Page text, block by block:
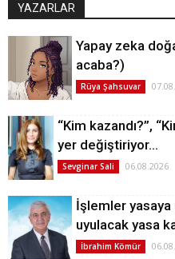
YAZARLAR
Yapay zeka
acaba?)
Rüya Şahsuvar
“Kim kazandı?”,
yer değiştiriyor…
Sevginar Sali 06.08.2026
İşlemler
uyulacak yasa
İbrahim Kömür